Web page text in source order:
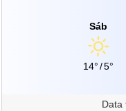
Sáb
14°/5°